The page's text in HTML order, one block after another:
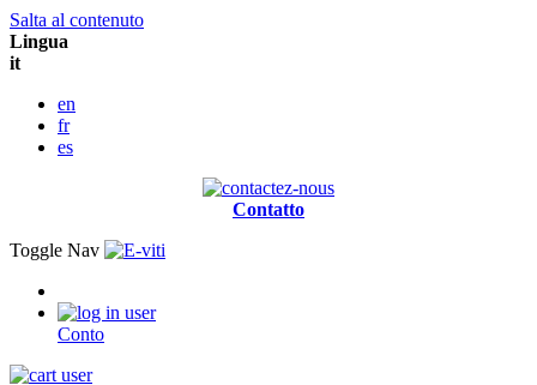
Salta al contenuto
Lingua
it
en
fr
es
Contatto
Toggle Nav
Conto